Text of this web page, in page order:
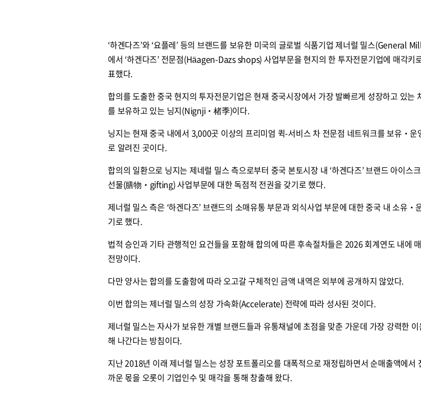
‘하겐다즈’와 ‘요플레’ 등의 브랜드를 보유한 미국의 글로벌 식품기업 제너럴 밀스(General
에서 ‘하겐다즈’ 전문점(Häagen-Dazs shops) 사업부문을 현지의 한 투자전문기업에 매각키
표했다.
합의를 도출한 중국 현지의 투자전문기업은 현재 중국시장에서 가장 발빠르게 성장하고 있는
를 보유하고 있는 닝지(Nignji‧楮季)이다.
닝지는 현재 중국 내에서 3,000곳 이상의 프리미엄 퀵-서비스 차 전문점 네트워크를 보유‧운
로 알려진 곳이다.
합의의 일환으로 닝지는 제네럴 밀스 측으로부터 중국 본토시장 내 ‘하겐다즈’ 브랜드 아이스
선물(膳物‧gifting) 사업부문에 대한 독점적 전권을 갖기로 했다.
제너럴 밀스 측은 ‘하겐다즈’ 브랜드의 소매유통 부문과 외식사업 부문에 대한 중국 내 소유‧
기로 했다.
법적 승인과 기타 관행적인 요건들을 포함해 합의에 따른 후속절차들은 2026 회계연도 내에
전망이다.
다만 양사는 합의를 도출함에 따라 오고갈 구체적인 금액 내역은 외부에 공개하지 않았다.
이번 합의는 제너럴 밀스의 성장 가속화(Accelerate) 전략에 따라 성사된 것이다.
제너럴 밀스는 자사가 보유한 개별 브랜드들과 유통채널에 초점을 맞춘 가운데 가장 강력한
해 나간다는 방침이다.
지난 2018년 이래 제너럴 밀스는 성장 포트폴리오를 대폭적으로 재정립하면서 순매출액에서
까운 몫을 오롯이 기업인수 및 매각을 통해 창출해 왔다.